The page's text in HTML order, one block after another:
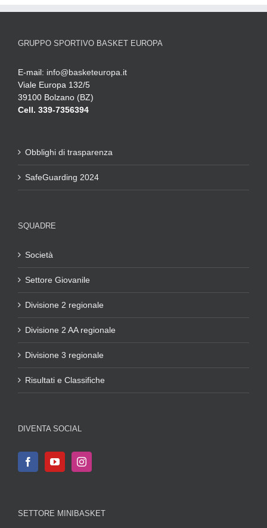
GRUPPO SPORTIVO BASKET EUROPA
E-mail: info@basketeuropa.it
Viale Europa 132/5
39100 Bolzano (BZ)
Cell. 339-7356394
Obblighi di trasparenza
SafeGuarding 2024
SQUADRE
Società
Settore Giovanile
Divisione 2 regionale
Divisione 2 AA regionale
Divisione 3 regionale
Risultati e Classifiche
DIVENTA SOCIAL
SETTORE MINIBASKET